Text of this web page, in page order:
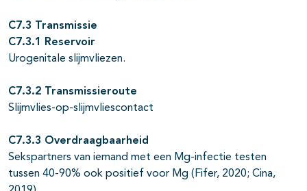
C7.3 Transmissie
C7.3.1 Reservoir
Urogenitale slijmvliezen.
C7.3.2 Transmissieroute
Slijmvlies-op-slijmvliescontact
C7.3.3 Overdraagbaarheid
Sekspartners van iemand met een Mg-infectie testen
tussen 40-90% ook positief voor Mg (Fifer, 2020; Cina,